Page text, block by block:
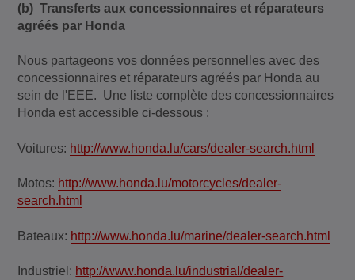
(b) Transferts aux concessionnaires et réparateurs
agréés par Honda
Nous partageons vos données personnelles avec des
concessionnaires et réparateurs agréés par Honda au
sein de l'EEE. Une liste complète des concessionnaires
Honda est accessible ci-dessous :
Voitures: http://www.honda.lu/cars/dealer-search.html
Motos: http://www.honda.lu/motorcycles/dealer-
search.html
Bateaux: http://www.honda.lu/marine/dealer-search.html
Industriel: http://www.honda.lu/industrial/dealer-